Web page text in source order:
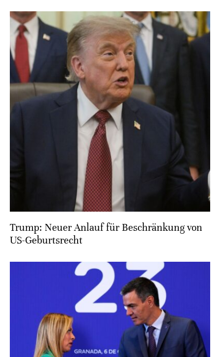
Trump: Neuer Anlauf für Beschränkung von
US-Geburtsrecht